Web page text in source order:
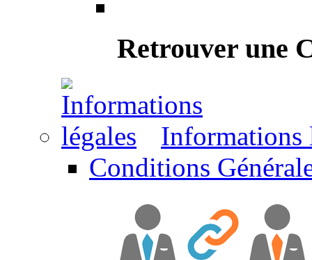
Retrouver une
Informations
Conditions